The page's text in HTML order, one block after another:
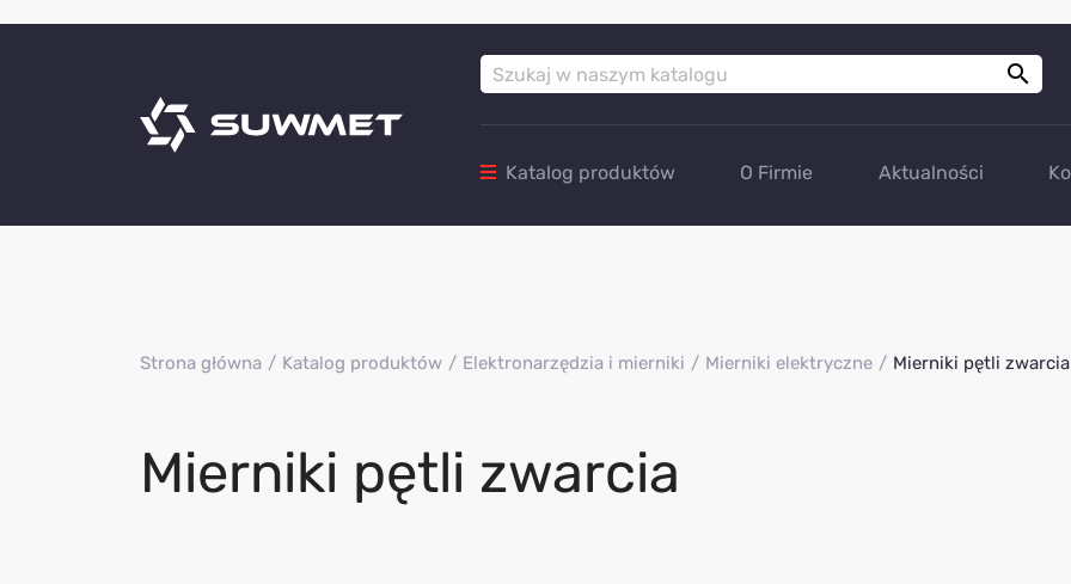

Katalog produktów O Firmie Aktualności
Strona główna Katalog produktów Elektronarzędzia i mierniki Mierniki elektryczne Mierniki pętli zwarcia
Mierniki pętli zwarcia